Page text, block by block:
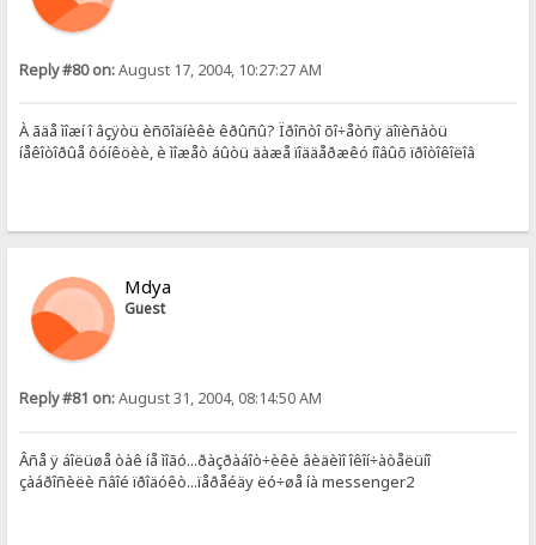
Reply #80 on:August 17, 2004, 10:27:27 AM
À ãäå ìîæí î âçÿòü èñõîäíèêè êðûñû? Ïðîñòî õî÷åòñÿ äîïèñàòü
íåêîòîðûå ôóíêöèè, è ìîæåò áûòü äàæå ïîääåðæêó íîâûõ ïðîòîêîëîâ
Mdya
Guest
Reply #81 on:August 31, 2004, 08:14:50 AM
Âñå ÿ áîëüøå òàê íå ìîãó...ðàçðàáîò÷èêè âèäèìî îêîí÷àòåëüíî
çàáðîñèëè ñâîé ïðîäóêò...ïåðåéäy ëó÷øå íà messenger2